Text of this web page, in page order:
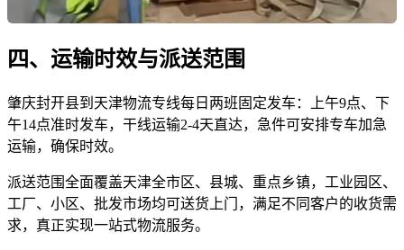
四、运输时效与派送范围
肇庆封开县到天津物流专线每日两班固定发车：上午9点、下
午14点准时发车，干线运输2-4天直达，急件可安排专车加急
运输，确保时效。
派送范围全面覆盖天津全市区、县城、重点乡镇，工业园区、
工厂、小区、批发市场均可送货上门，满足不同客户的收货需
求，真正实现一站式物流服务。